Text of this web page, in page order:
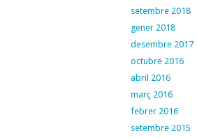
setembre 2018
gener 2018
desembre 2017
octubre 2016
abril 2016
març 2016
febrer 2016
setembre 2015